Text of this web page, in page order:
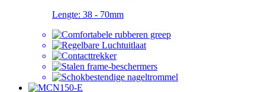
Lengte: 38 - 70mm